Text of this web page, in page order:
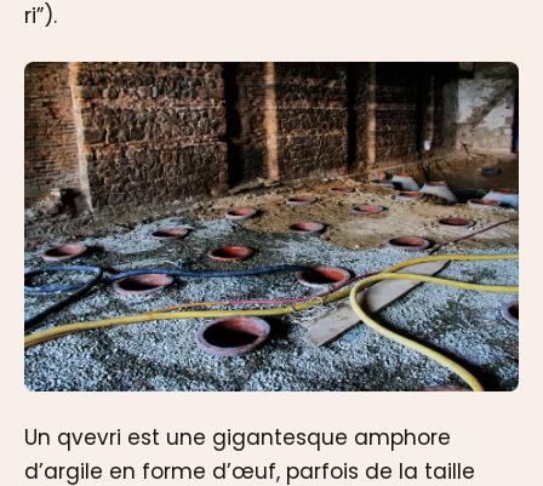
ri”).
Un qvevri est une gigantesque amphore
d’argile en forme d’œuf, parfois de la taille